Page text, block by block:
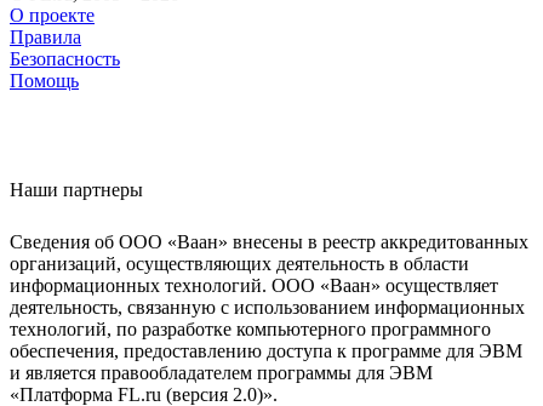
О проекте
Правила
Безопасность
Помощь
Наши партнеры
Сведения об ООО «Ваан» внесены в реестр аккредитованных
организаций, осуществляющих деятельность в области
информационных технологий. ООО «Ваан» осуществляет
деятельность, связанную с использованием информационных
технологий, по разработке компьютерного программного
обеспечения, предоставлению доступа к программе для ЭВМ
и является правообладателем программы для ЭВМ
«Платформа FL.ru (версия 2.0)».